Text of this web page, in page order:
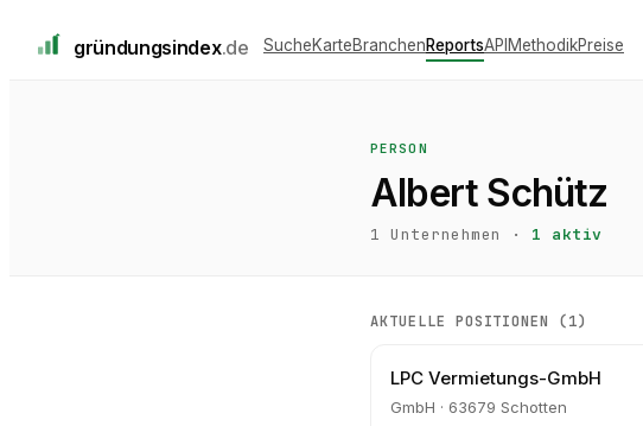
gründungsindex.de SucheKarteBranchenReportsAPIMethodikPreise
PERSON
Albert Schütz
1 Unternehmen · 1 aktiv
AKTUELLE POSITIONEN (1)
LPC Vermietungs-GmbH
GmbH · 63679 Schotten